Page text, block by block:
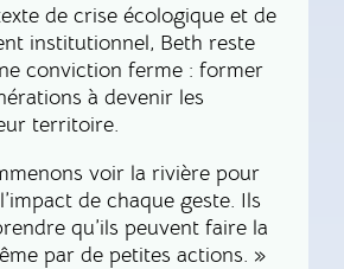
de crise écologique et de
institutionnel, Beth reste
conviction ferme : former
à devenir les
territoire.
voir la rivière pour
de chaque geste. Ils
qu’ils peuvent faire la
par de petites actions. »